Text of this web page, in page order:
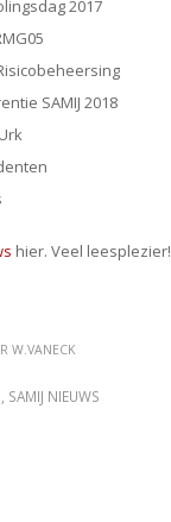
2017
SAMIJ 2018
hier. Veel leesplezier!
W.VANECK
, SAMIJ NIEUWS